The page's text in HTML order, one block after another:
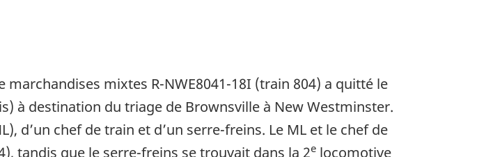
marchandises mixtes R-NWE8041-18I (train 804) a quitté le
à destination du triage de Brownsville à New Westminster.
d’un chef de train et d’un serre-freins. Le ML et le chef de
tandis que le serre-freins se trouvait dans la 2e locomotive